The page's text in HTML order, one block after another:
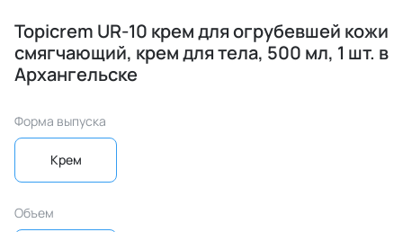
Topicrem UR-10 крем для огрубевшей кожи
смягчающий, крем для тела, 500 мл, 1 шт. в
Архангельске
Форма выпуска
Крем
Объем